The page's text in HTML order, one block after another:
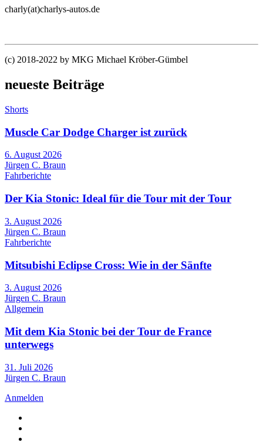
charly(at)charlys-autos.de
(c) 2018-2022 by MKG Michael Kröber-Gümbel
neueste Beiträge
Shorts
Muscle Car Dodge Charger ist zurück
6. August 2026
Jürgen C. Braun
Fahrberichte
Der Kia Stonic: Ideal für die Tour mit der Tour
3. August 2026
Jürgen C. Braun
Fahrberichte
Mitsubishi Eclipse Cross: Wie in der Sänfte
3. August 2026
Jürgen C. Braun
Allgemein
Mit dem Kia Stonic bei der Tour de France
unterwegs
31. Juli 2026
Jürgen C. Braun
Anmelden